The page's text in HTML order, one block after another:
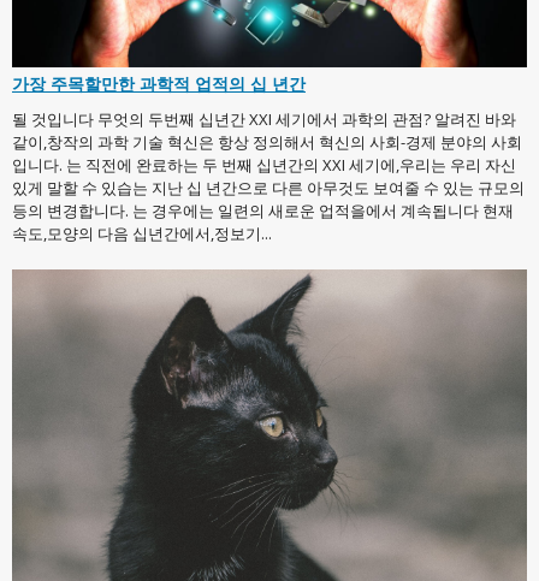
가장 주목할만한 과학적 업적의 십 년간
될 것입니다 무엇의 두번째 십년간 XXI 세기에서 과학의 관점? 알려진 바와
같이,창작의 과학 기술 혁신은 항상 정의해서 혁신의 사회-경제 분야의 사회
입니다. 는 직전에 완료하는 두 번째 십년간의 XXI 세기에,우리는 우리 자신
있게 말할 수 있습는 지난 십 년간으로 다른 아무것도 보여줄 수 있는 규모의
등의 변경합니다. 는 경우에는 일련의 새로운 업적을에서 계속됩니다 현재
속도,모양의 다음 십년간에서,정보기...